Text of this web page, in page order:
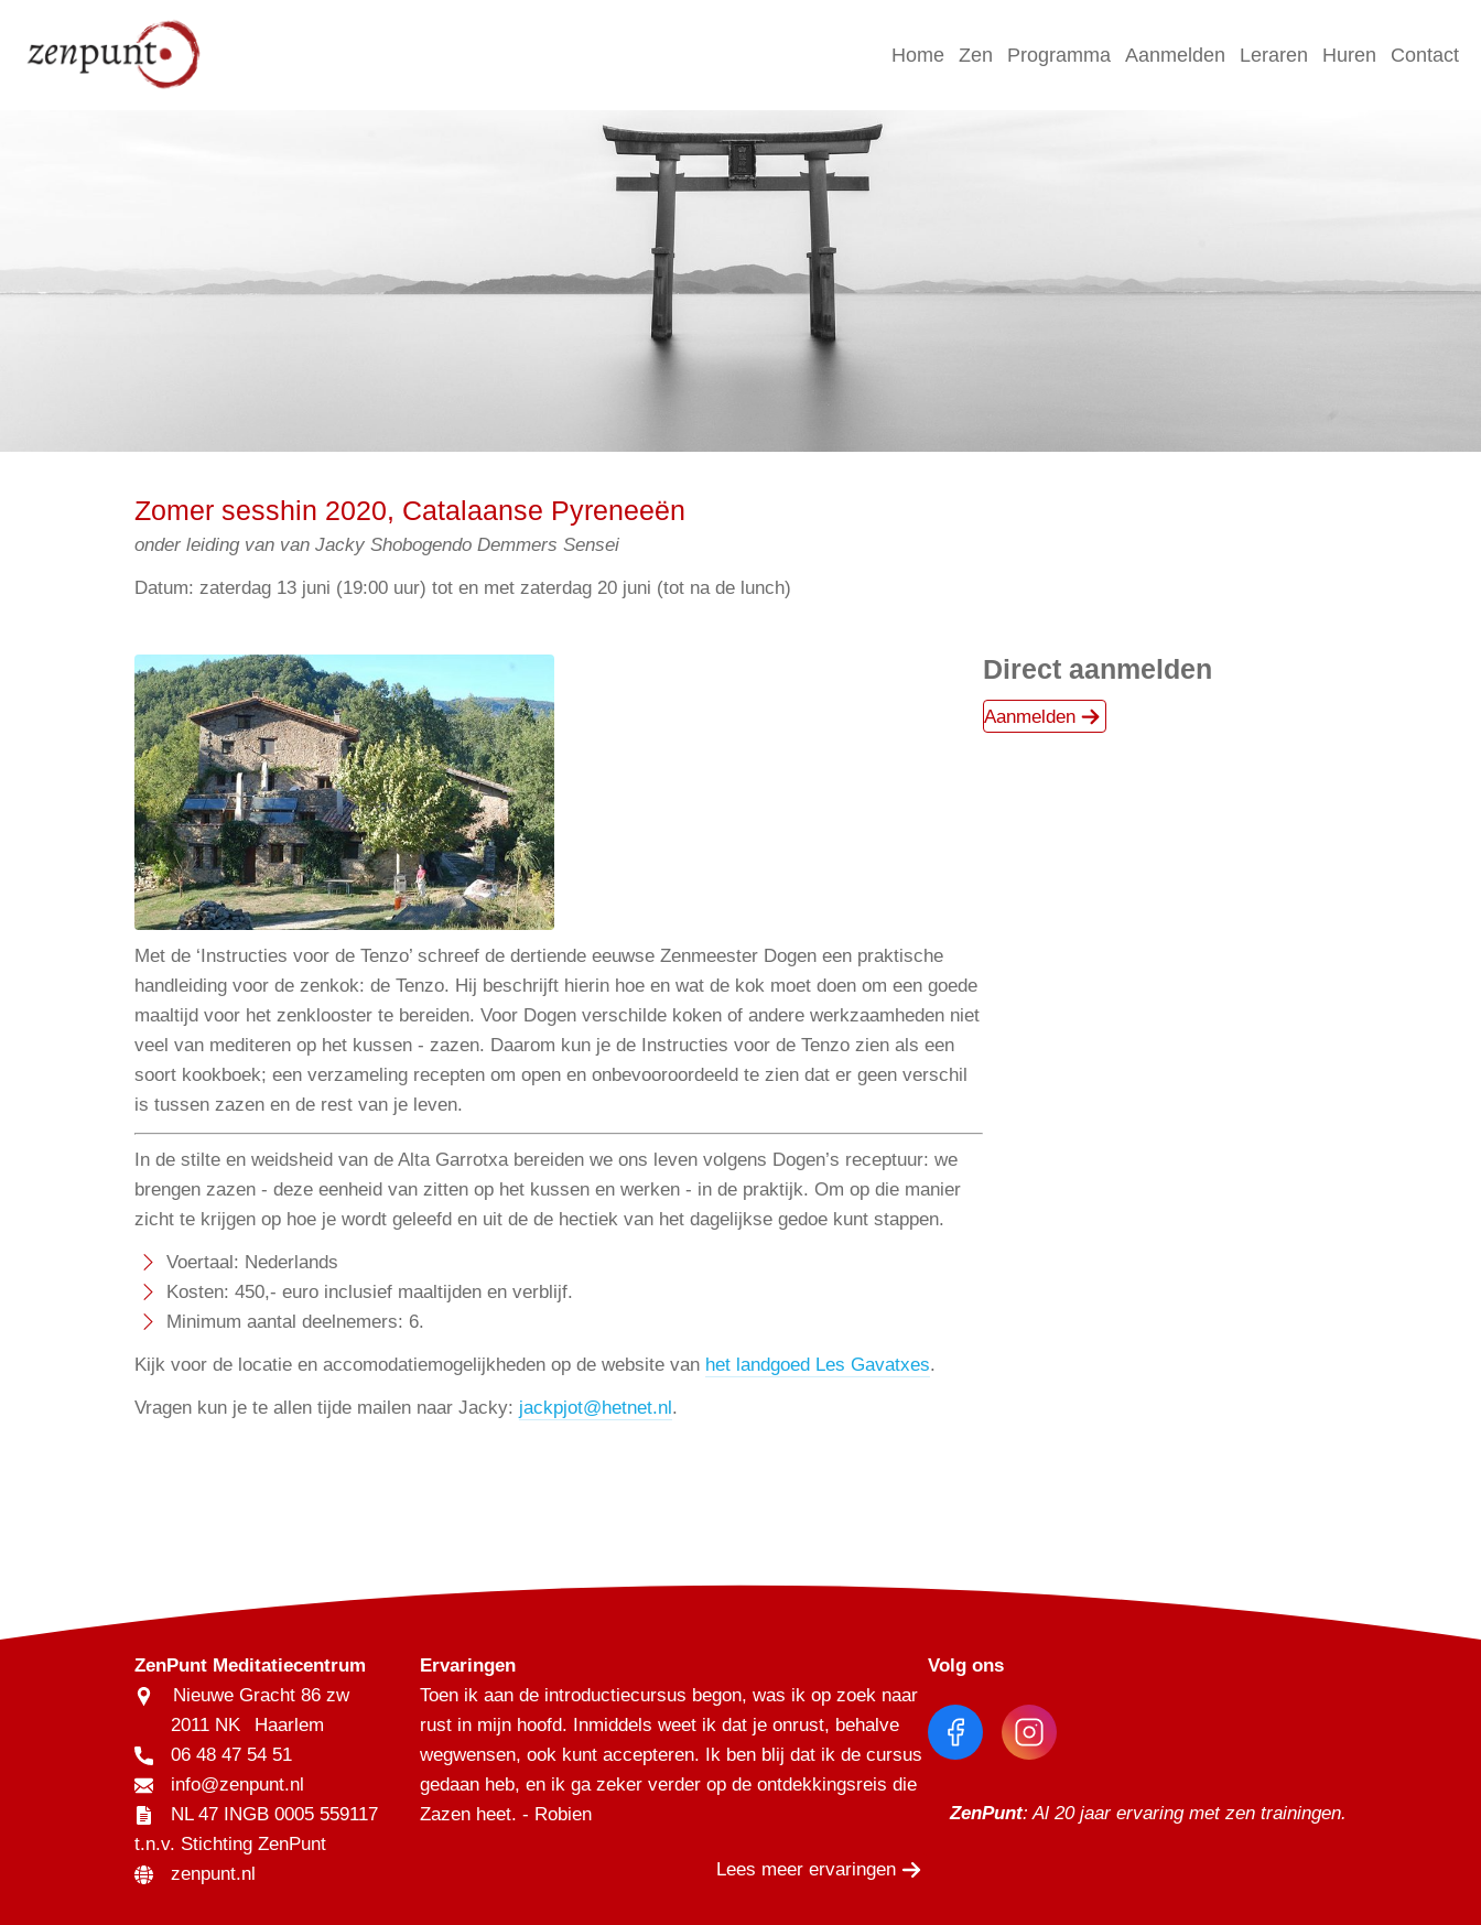
Home Zen Programma Aanmelden Leraren Huren Contact
Zomer sesshin 2020, Catalaanse Pyreneeën
onder leiding van van Jacky Shobogendo Demmers Sensei
Datum: zaterdag 13 juni (19:00 uur) tot en met zaterdag 20 juni (tot na de lunch)
Met de ‘Instructies voor de Tenzo’ schreef de dertiende eeuwse Zenmeester Dogen een praktische
handleiding voor de zenkok: de Tenzo. Hij beschrijft hierin hoe en wat de kok moet doen om een goede
maaltijd voor het zenklooster te bereiden. Voor Dogen verschilde koken of andere werkzaamheden niet
veel van mediteren op het kussen - zazen. Daarom kun je de Instructies voor de Tenzo zien als een
soort kookboek; een verzameling recepten om open en onbevooroordeeld te zien dat er geen verschil
is tussen zazen en de rest van je leven.
In de stilte en weidsheid van de Alta Garrotxa bereiden we ons leven volgens Dogen’s receptuur: we
brengen zazen - deze eenheid van zitten op het kussen en werken - in de praktijk. Om op die manier
zicht te krijgen op hoe je wordt geleefd en uit de de hectiek van het dagelijkse gedoe kunt stappen.
Voertaal: Nederlands
Kosten: 450,- euro inclusief maaltijden en verblijf.
Minimum aantal deelnemers: 6.
Kijk voor de locatie en accomodatiemogelijkheden op de website van het landgoed Les Gavatxes.
Vragen kun je te allen tijde mailen naar Jacky: jackpjot@hetnet.nl.
Direct aanmelden
Aanmelden
ZenPunt Meditatiecentrum
Nieuwe Gracht 86 zw
2011 NK
Haarlem
06 48 47 54 51
info@zenpunt.nl
NL 47 INGB 0005 559117
t.n.v. Stichting ZenPunt
zenpunt.nl
Ervaringen
Toen ik aan de introductiecursus begon, was ik op zoek naar
rust in mijn hoofd. Inmiddels weet ik dat je onrust, behalve
wegwensen, ook kunt accepteren. Ik ben blij dat ik de cursus
gedaan heb, en ik ga zeker verder op de ontdekkingsreis die
Zazen heet. - Robien
Lees meer ervaringen
Volg ons
ZenPunt: Al 20 jaar ervaring met zen trainingen.